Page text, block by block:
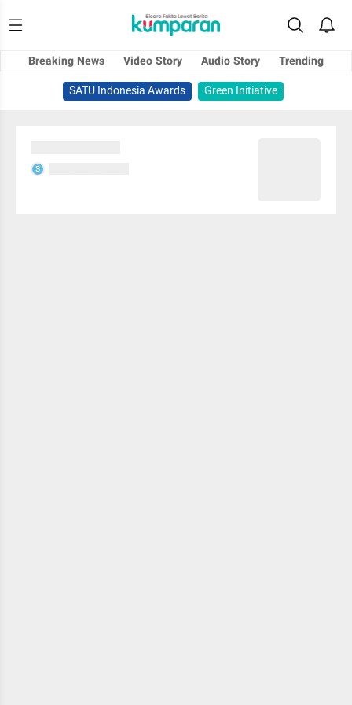
Breaking News Video Story Audio Story
Trending
SATU Indonesia Awards
Green Initiative
S